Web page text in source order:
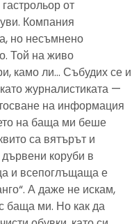
от
Компания
но несъмнено
Той на живо
камо ли… Събудих се и
журналистиката —
на информация
на баща ми беше
са вятърът и
коруби в
и всепоглъщаща е
А даже не искам,
баща ми. Но как да